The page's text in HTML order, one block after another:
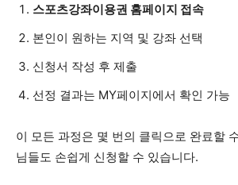
스포츠강좌이용권 홈페이지 접속
본인이 원하는 지역 및 강좌 선택
신청서 작성 후 제출
선정 결과는 MY페이지에서 확인 가능
이 모든 과정은 몇 번의 클릭으로 완료할
님들도 손쉽게 신청할 수 있습니다.